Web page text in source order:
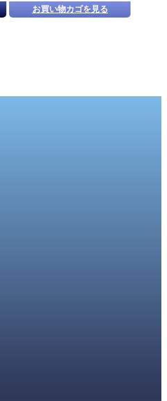
お買い物カゴを見る